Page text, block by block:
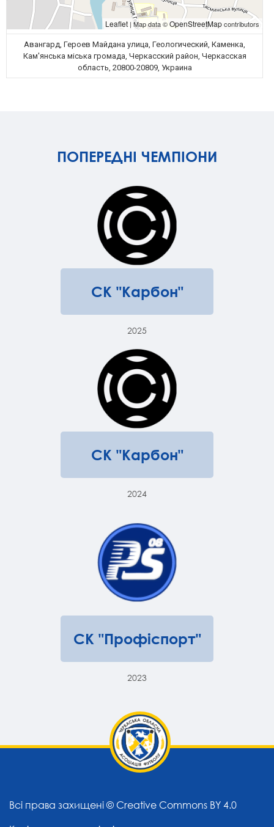
Leaflet | Map data ©OpenStreetMapcontributors
Авангард, Героев Майдана улица, Геологический, Каменка,
Кам'янська міська громада, Черкасский район, Черкасская
область, 20800-20809, Украина
ПОПЕРЕДНІ ЧЕМПІОНИ
СК "Карбон"
2025
СК "Карбон"
2024
СК "Профіспорт"
2023
Всі права захищені © Creative Commons BY 4.0